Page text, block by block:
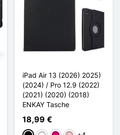
iPad Air 13 (2026) 2025)
(2024) / Pro 12.9 (2022)
(2021) (2020) (2018)
ENKAY Tasche
18,99 €